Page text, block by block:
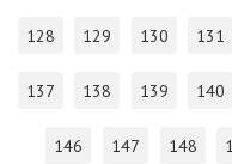
128 129 130 131
137 138 139 140
146 147 148